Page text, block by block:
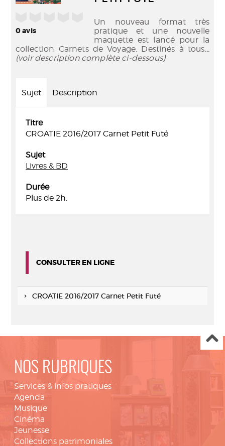
0avis
Un nouveau format très
pratique et une nouvelle
maquette est lancé pour la
collection Carnets de Voyage. Destinés à tous...
(voir description complète ci-dessous)
Sujet Description
Titre
CROATIE 2016/2017 Carnet Petit Futé
Sujet
Livres & BD
Durée
Plus de 2h.
CONSULTER EN LIGNE
CROATIE 2016/2017 Carnet Petit Futé
NOS RUBRIQUES
Services & infos pratiques
Agenda
Musique
Cinéma
Jeunesse
Collections patrimoniales